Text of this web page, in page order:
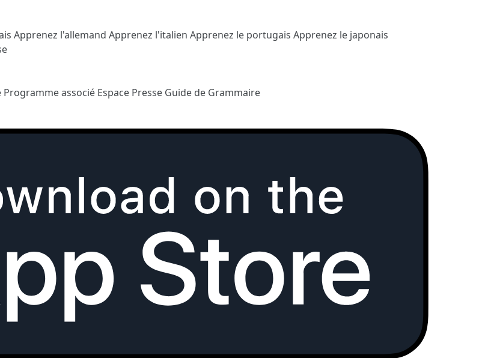
Apprenez l'allemand Apprenez l'italien Apprenez le portugais Apprenez le japonais
Programme associé Espace Presse Guide de Grammaire